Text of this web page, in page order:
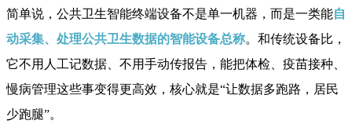
简单说，公共卫生智能终端设备不是单一机器，而是一类能自
动采集、处理公共卫生数据的智能设备总称。和传统设备比，
它不用人工记数据、不用手动传报告，能把体检、疫苗接种、
慢病管理这些事变得更高效，核心就是“让数据多跑路，居民
少跑腿”。